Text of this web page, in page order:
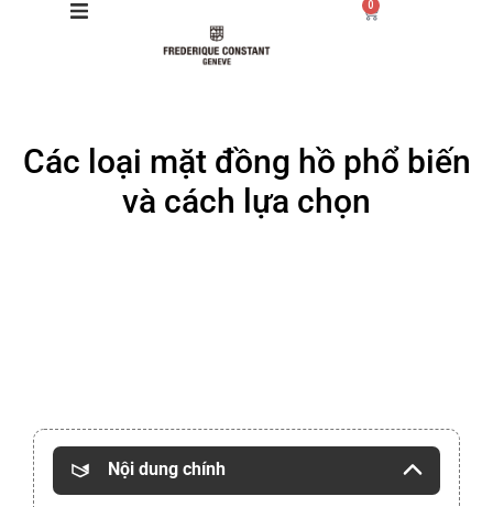
Manufacture
0
Các loại mặt đồng hồ phổ biến
và cách lựa chọn
Nội dung chính